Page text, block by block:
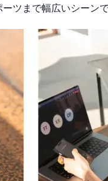
ツまで幅広いシーン